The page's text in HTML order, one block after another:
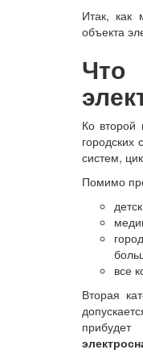
Итак, как
объекта
Ко второй
городских
систем,
Помимо
все
Вторая